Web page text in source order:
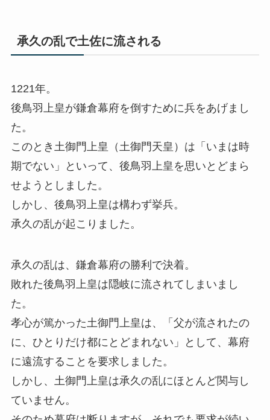
承久の乱で土佐に流される
1221年。
後鳥羽上皇が鎌倉幕府を倒すために兵をあげまし
た。
このとき土御門上皇（土御門天皇）は「いまは時
期でない」といって、後鳥羽上皇を思いとどまら
せようとしました。
しかし、後鳥羽上皇は構わず挙兵。
承久の乱が起こりました。
承久の乱は、鎌倉幕府の勝利で決着。
敗れた後鳥羽上皇は隠岐に流されてしまいまし
た。
孝心が篤かった土御門上皇は、「父が流されたの
に、ひとりだけ都にとどまれない」として、幕府
に遠流することを要求しました。
しかし、土御門上皇は承久の乱にほとんど関与し
ていません。